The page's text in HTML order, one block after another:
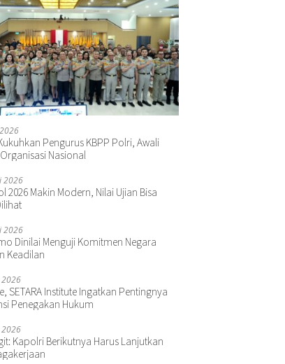
Pengurus KBPP Polri, Awali
Nasional
2026
2026 Makin Modern, Nilai Ujian Bisa
2026
Dinilai Menguji Komitmen Negara
Keadilan
2026
SETARA Institute Ingatkan Pentingnya
Penegakan Hukum
2026
Kapolri Berikutnya Harus Lanjutkan